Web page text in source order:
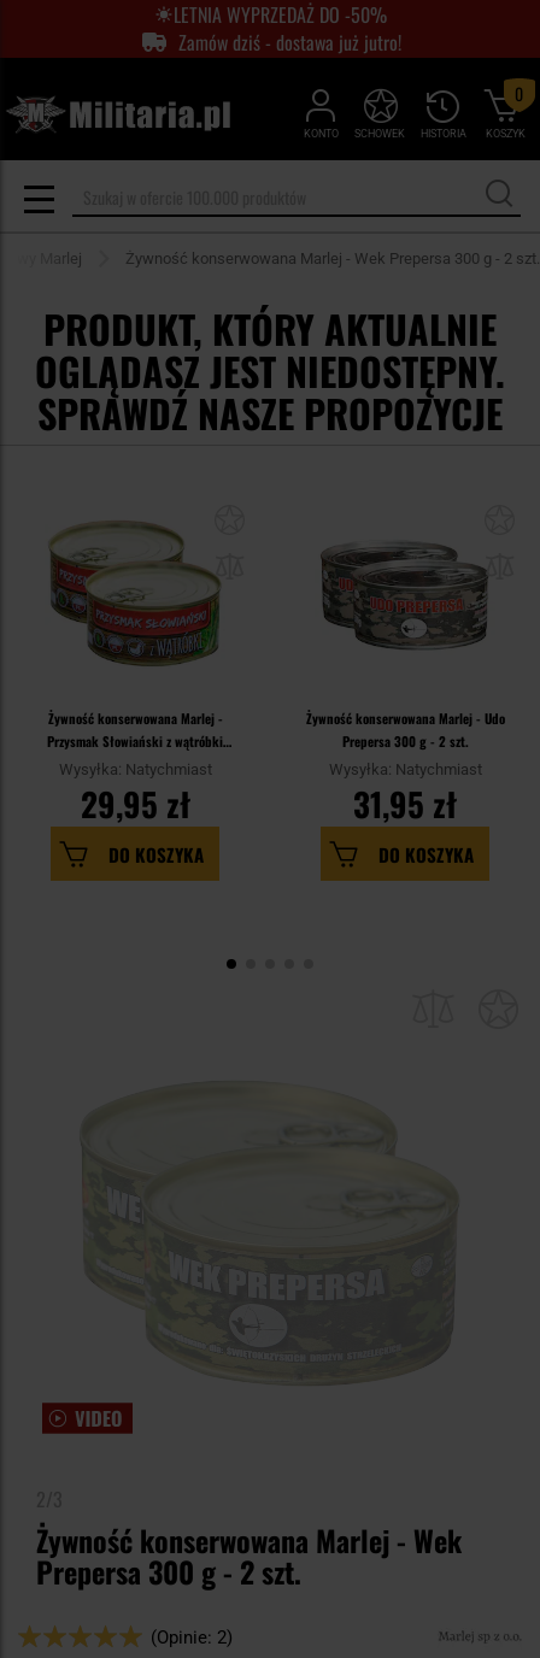
LETNIA WYPRZEDAŻ DO -50%
Zamów dziś - dostawa już jutro!
KONTO HISTORIA
SCHOWEK KOSZYK
0
Marlej Żywność konserwowana Marlej - Wek Prepersa 300 g - 2 szt.
PRODUKT, KTÓRY AKTUALNIE
OGLĄDASZ JEST NIEDOSTĘPNY.
SPRAWDŹ NASZE PROPOZYCJE
Żywność konserwowana Marlej -
Przysmak Słowiański z wątróbki
300 g - 2 szt.
Wysyłka: Natychmiast
29,95 zł
DO KOSZYKA
Żywność konserwowana Marlej - Udo
Prepersa 300 g - 2 szt.
Wysyłka: Natychmiast
31,95 zł
DO KOSZYKA
Żywność konserwowana Marlej - Wek
Prepersa 300 g - 2 szt.
Ocena:
(Opinie: 2)